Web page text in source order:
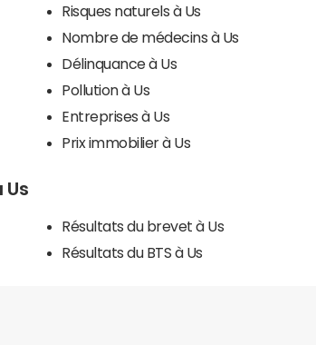
Risques naturels à Us
Nombre de médecins à Us
Délinquance à Us
Pollution à Us
Entreprises à Us
Prix immobilier à Us
Us
Résultats du brevet à Us
Résultats du BTS à Us